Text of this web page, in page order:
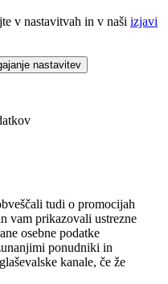
v nastavitvah in v naši izjavi
nastavitev
tudi o promocijah
vam prikazovali ustrezne
osebne podatke
ponudniki in
kanale, če že